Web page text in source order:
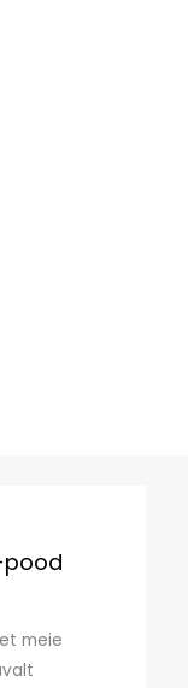
meie